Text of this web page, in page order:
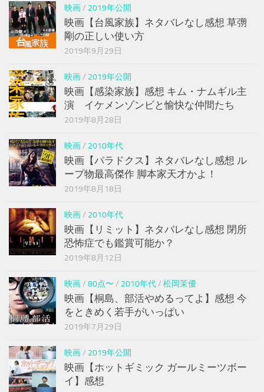
映画/ 2019年公開
映画【台風家族】ネタバレなし感想 草彅
剛の正しい使い方
2019年9月29日
映画/ 2019年公開
映画【感染家族】感想 キム・ナムギル主
演 イケメンゾンビと愉快な仲間たち
2019年8月28日
映画/ 2010年代
映画【パラドクス】ネタバレなし感想 ル
ープ物最高傑作 脚本家天才かよ！
2019年8月18日
映画/ 2010年代
映画【リミット】ネタバレなし感想 閉所
恐怖症でも鑑賞可能か？
2019年8月12日
映画/ 80点〜 / 2010年代/ 松岡茉優
映画【桐島、部活やめるってよ】感想 今
をときめく若手がいっぱい
2019年7月29日
映画/ 2019年公開
映画【ホットギミック ガールミーツボー
イ】感想